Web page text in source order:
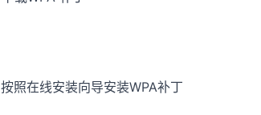
照在线安装向导安装WPA补丁